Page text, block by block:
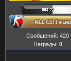
Сообщений: 420
Награды: 0